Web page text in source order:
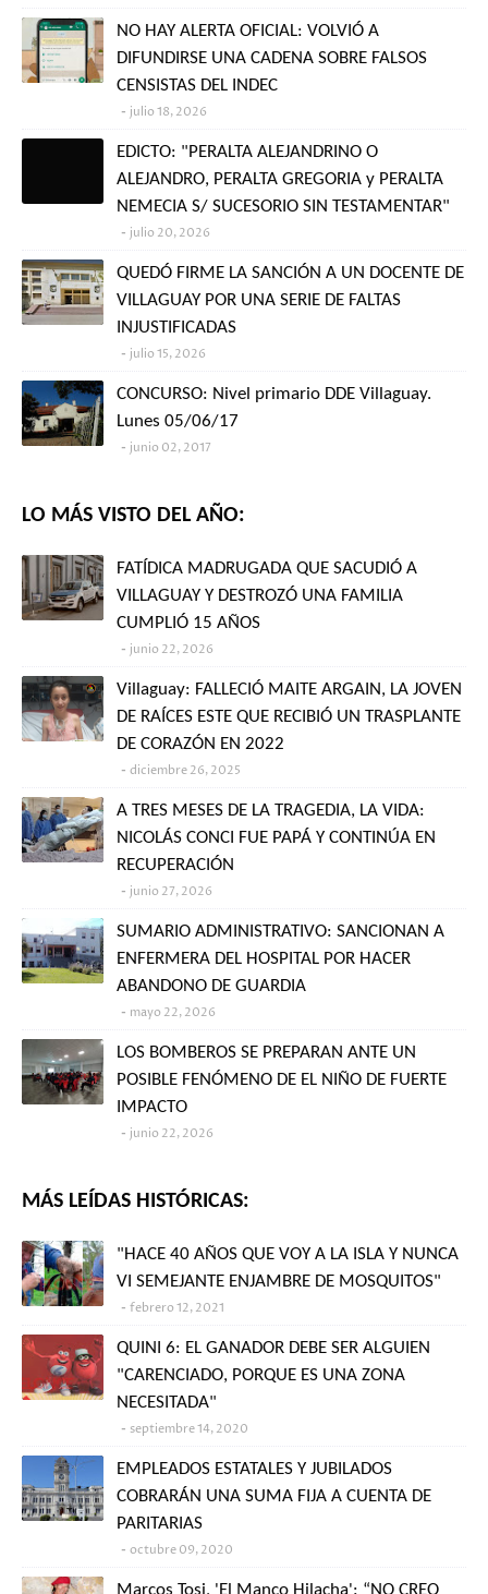
NO HAY ALERTA OFICIAL: VOLVIÓ A
DIFUNDIRSE UNA CADENA SOBRE FALSOS
CENSISTAS DEL INDEC
julio 18, 2026
EDICTO: "PERALTA ALEJANDRINO O
ALEJANDRO, PERALTA GREGORIA y PERALTA
NEMECIA S/ SUCESORIO SIN TESTAMENTAR"
julio 20, 2026
QUEDÓ FIRME LA SANCIÓN A UN DOCENTE DE
VILLAGUAY POR UNA SERIE DE FALTAS
INJUSTIFICADAS
julio 15, 2026
CONCURSO: Nivel primario DDE Villaguay.
Lunes 05/06/17
junio 02, 2017
LO MÁS VISTO DEL AÑO:
FATÍDICA MADRUGADA QUE SACUDIÓ A
VILLAGUAY Y DESTROZÓ UNA FAMILIA
CUMPLIÓ 15 AÑOS
junio 22, 2026
Villaguay: FALLECIÓ MAITE ARGAIN, LA JOVEN
DE RAÍCES ESTE QUE RECIBIÓ UN TRASPLANTE
DE CORAZÓN EN 2022
diciembre 26, 2025
A TRES MESES DE LA TRAGEDIA, LA VIDA:
NICOLÁS CONCI FUE PAPÁ Y CONTINÚA EN
RECUPERACIÓN
junio 27, 2026
SUMARIO ADMINISTRATIVO: SANCIONAN A
ENFERMERA DEL HOSPITAL POR HACER
ABANDONO DE GUARDIA
mayo 22, 2026
LOS BOMBEROS SE PREPARAN ANTE UN
POSIBLE FENÓMENO DE EL NIÑO DE FUERTE
IMPACTO
junio 22, 2026
MÁS LEÍDAS HISTÓRICAS:
"HACE 40 AÑOS QUE VOY A LA ISLA Y NUNCA
VI SEMEJANTE ENJAMBRE DE MOSQUITOS"
febrero 12, 2021
QUINI 6: EL GANADOR DEBE SER ALGUIEN
"CARENCIADO, PORQUE ES UNA ZONA
NECESITADA"
septiembre 14, 2020
EMPLEADOS ESTATALES Y JUBILADOS
COBRARÁN UNA SUMA FIJA A CUENTA DE
PARITARIAS
octubre 09, 2020
Marcos Tosi, 'El Manco Hilacha': “NO CREO